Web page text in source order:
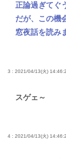
正論過ぎてぐ
だが、この機
窓夜話を読み
3 : 2021/04/13(火)
スゲェ～
4 : 2021/04/13(火)